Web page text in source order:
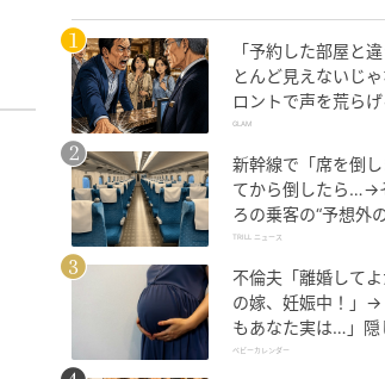
「予約した部屋と
とんど見えないじ
ロントで声を荒ら
が、支配人が予約
GLAM
新幹線で「席を倒し
てから倒したら…→
ろの乗客の“予想外
「不快ですぐに立
TRILL ニュース
不倫夫「離婚して
の嫁、妊娠中！」
もあなた実は…」隠
実を暴露した結果
ベビーカレンダー